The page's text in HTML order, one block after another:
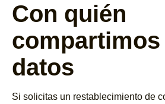
Con quién
datos
Si solicitas un restablecimiento de